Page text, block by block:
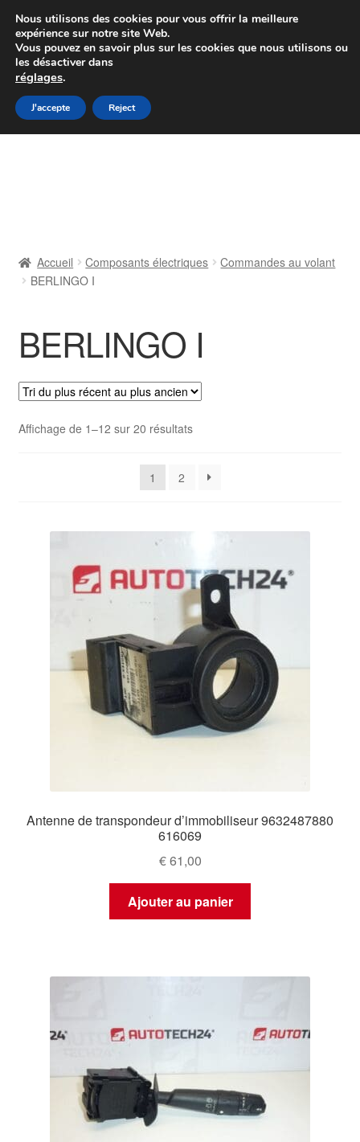
Colissimo livraison à partir de 7 EUR
Du lundi au vendredi de 9 h à 16 h
Aller
à
Aller
au
Contact
Politique de confidentialité
Procédure de Réclamation
Termes et conditions
Accueil Composants électriques
Commandes au volant
BERLINGO I
BERLINGO I
Affichage de 1–12 sur 20 résultatsTrié
récent
ancien
1 2
Antenne de transpondeur d’immobiliseur 9632487880
616069
€61,00
Ajouter au panier
Nous utilisons des cookies pour vous offrir la meilleure
expérience sur notre site Web.
Vous pouvez en savoir plus sur les cookies que nous utilisons ou
les désactiver dans
réglages.
J'accepte Reject